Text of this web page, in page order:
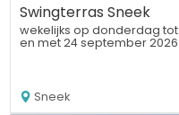
Swingterras Sneek
wekelijks op donderdag tot
en met 24 september 2026
Sneek